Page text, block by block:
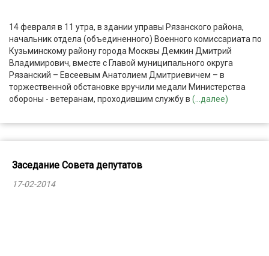
14 февраля в 11 утра, в здании управы Рязанского района,
начальник отдела (объединенного) Военного комиссариата по
Кузьминскому району города Москвы Демкин Дмитрий
Владимирович, вместе с Главой муниципального округа
Рязанский – Евсеевым Анатолием Дмитриевичем – в
торжественной обстановке вручили медали Министерства
обороны - ветеранам, проходившим службу в (...далее)
Заседание Совета депутатов
17-02-2014